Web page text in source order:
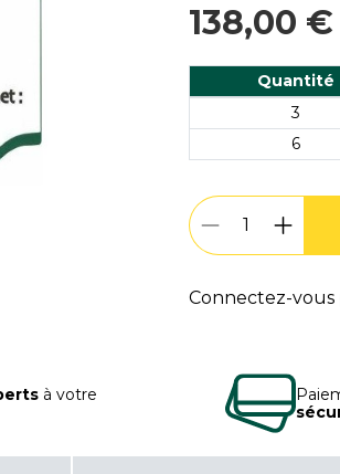
138,00 €
Quantité
3
6
Connectez-
à votre